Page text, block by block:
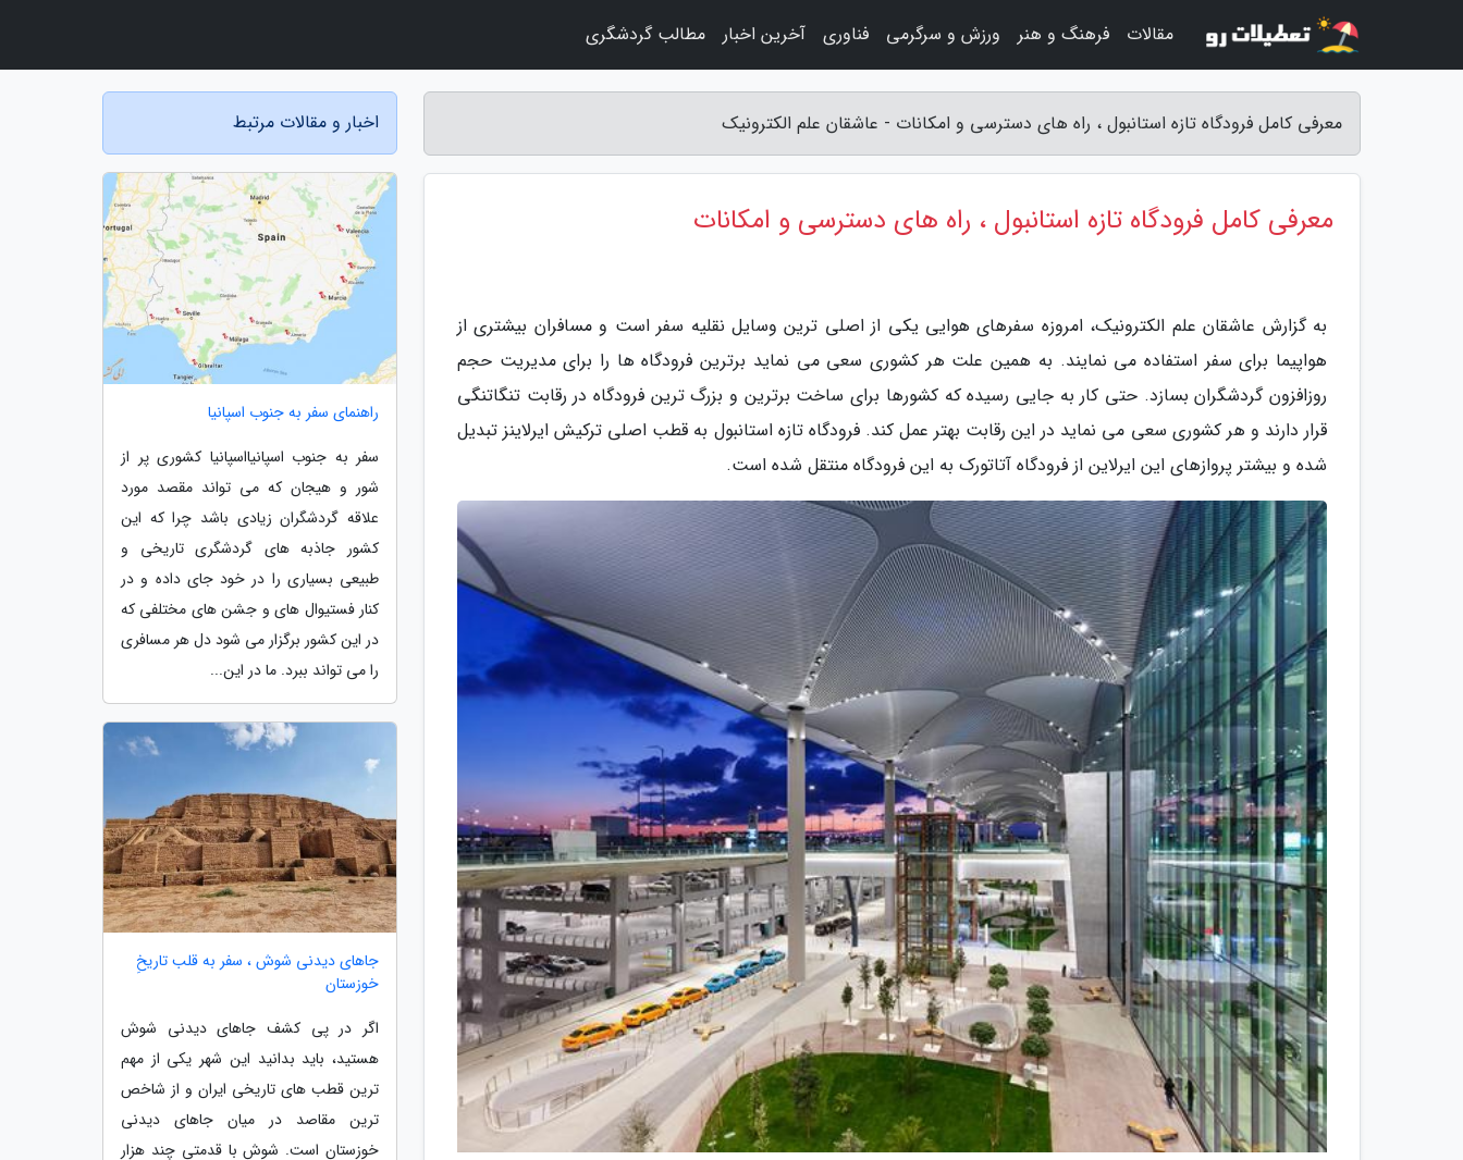
معرفی کامل فرودگاه تازه استانبول ، راه های دسترسی و امکانات - عاشقان علم الکترونیک
معرفی کامل فرودگاه تازه استانبول ، راه های دسترسی و امکانات
به گزارش عاشقان علم الکترونیک، امروزه سفرهای هوایی یکی از اصلی ترین وسایل نقلیه سفر است و مسافران بیشتری از
هواپیما برای سفر استفاده می نمایند. به همین علت هر کشوری سعی می نماید برترین فرودگاه ها را برای مدیریت حجم
روزافزون گردشگران بسازد. حتی کار به جایی رسیده که کشورها برای ساخت برترین و بزرگ ترین فرودگاه در رقابت تنگاتنگی
قرار دارند و هر کشوری سعی می نماید در این رقابت بهتر عمل کند. فرودگاه تازه استانبول به قطب اصلی ترکیش ایرلاینز تبدیل
شده و بیشتر پروازهای این ایرلاین از فرودگاه آتاتورک به این فرودگاه منتقل شده است.
اخبار و مقالات مرتبط
راهنمای سفر به جنوب اسپانیا
سفر به جنوب اسپانیااسپانیا کشوری پر از
شور و هیجان که می تواند مقصد مورد
علاقه گردشگران زیادی باشد چرا که این
کشور جاذبه های گردشگری تاریخی و
طبیعی بسیاری را در خود جای داده و در
کنار فستیوال های و جشن های مختلفی که
در این کشور برگزار می شود دل هر مسافری
را می تواند ببرد. ما در این...
جاهای دیدنی شوش ، سفر به قلب تاریخِ
خوزستان
اگر در پی کشف جاهای دیدنی شوش
هستید، باید بدانید این شهر یکی از مهم
ترین قطب های تاریخی ایران و از شاخص
ترین مقاصد در میان جاهای دیدنی
خوزستان است. شوش با قدمتی چند هزار
مقالات فرهنگ و هنر ورزش و سرگرمی فناوری آخرین اخبار مطالب گردشگری